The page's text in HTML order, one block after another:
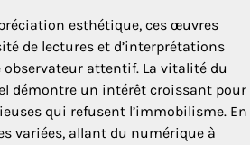
esthétique, ces œuvres
de lectures et d’interprétations
observateur attentif. La vitalité du
démontre un intérêt croissant pour
qui refusent l’immobilisme. En
variées, allant du numérique à